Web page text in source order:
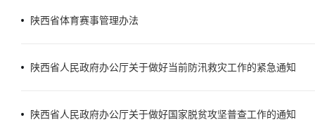
陕西省体育赛事管理办法
陕西省人民政府办公厅关于做好当前防汛救灾工作的紧急通知
陕西省人民政府办公厅关于做好国家脱贫攻坚普查工作的通知